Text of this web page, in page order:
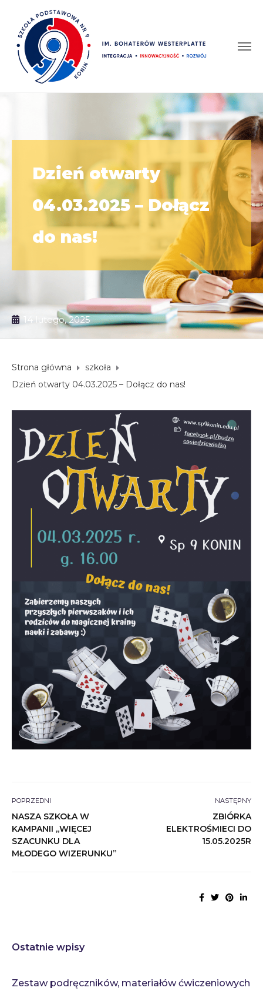
Dzień otwarty
04.03.2025 – Dołącz
do nas!
14 lutego, 2025
Strona główna
szkoła
Dzień otwarty 04.03.2025 – Dołącz do nas!
POPRZEDNI
NASZA SZKOŁA W
KAMPANII „WIĘCEJ
SZACUNKU DLA
MŁODEGO WIZERUNKU”
NASTĘPNY
ZBIÓRKA
ELEKTROŚMIECI DO
15.05.2025R
Ostatnie wpisy
Zestaw podręczników, materiałów ćwiczeniowych